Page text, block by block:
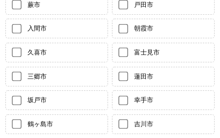
蕨市 戸田市
入間市 朝霞市
久喜市 富士見市
三郷市 蓮田市
坂戸市 幸手市
鶴ヶ島市 吉川市